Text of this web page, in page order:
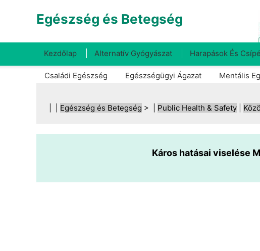
Egészség és Betegség
Kezdőlap Alternatív Gyógyászat Harapások És
Családi Egészség Egészségügyi Ágazat Mentális
Egészség és Betegség > | Public Health & Safety
Káros hatásai viselése